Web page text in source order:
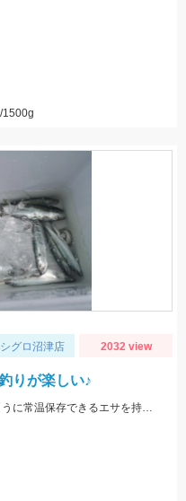
1500g
グロ沼津店 2032 view
りが楽しい♪
回遊してくるのが見えるので、アミ姫のように常温保存できるエサを持っていくとすぐに狙えます♪